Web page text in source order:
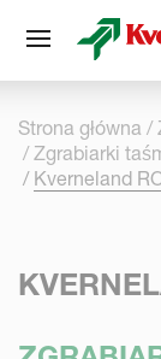
Strona główna
Zgrabiarki
Kverneland
Panel